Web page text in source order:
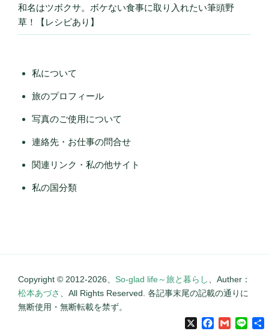
和名はツボクサ。ボケない食事に取り入れたい筆頭野
草！【レシピあり】
私について
旅のプロフィール
写真のご使用について
連絡先・お仕事の問合せ
関連リンク・私の他サイト
私の国分類
Copyright © 2012-2026、 So-glad life～旅と暮らし
、Auther：
松本あづさ
、All Rights Reserved. 各記事末尾の記載の通りに
無断使用・無断転載を禁ず。
X Facebook
GmailLine